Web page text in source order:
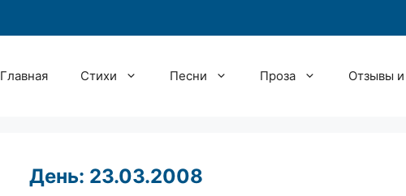
Главная Стихи Песни Проза Отзывы
День: 23.03.2008